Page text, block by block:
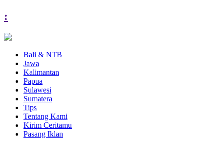
:
Bali & NTB
Jawa
Kalimantan
Papua
Sulawesi
Sumatera
Tips
Tentang Kami
Kirim Ceritamu
Pasang Iklan